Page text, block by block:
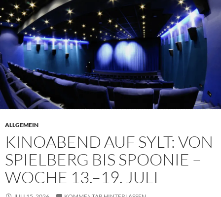
ALLGEMEIN
KINOABEND AUF SYLT: VON
SPIELBERG BIS SPOONIE –
WOCHE 13.–19. JULI